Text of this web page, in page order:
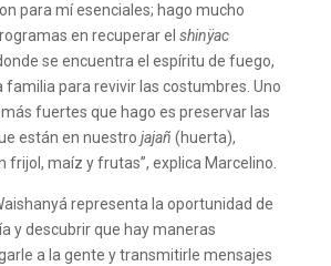
para mí esenciales; hago mucho
en recuperar el shinÿac
se encuentra el espíritu de fuego,
familia para revivir las costumbres. Uno
fuertes que hago es preservar las
están en nuestro jajañ (huerta),
frijol, maíz y frutas”, explica Marcelino.
representa la oportunidad de
y descubrir que hay maneras
a la gente y transmitirle mensajes